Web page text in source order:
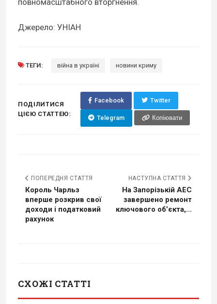
Джерело: УНІАН
ТЕГИ: війна в україні новини криму
ПОДІЛИТИСЯ
ЦІЄЮ СТАТТЕЮ:
Facebook Twitter
Telegram Копіювати
ПОПЕРЕДНЯ СТАТТЯ
Король Чарльз
вперше розкрив свої
доходи і податковий
рахунок
НАСТУПНА СТАТТЯ
На Запорізькій АЕС
завершено ремонт
ключового обʼєкта,...
СХОЖІ СТАТТІ